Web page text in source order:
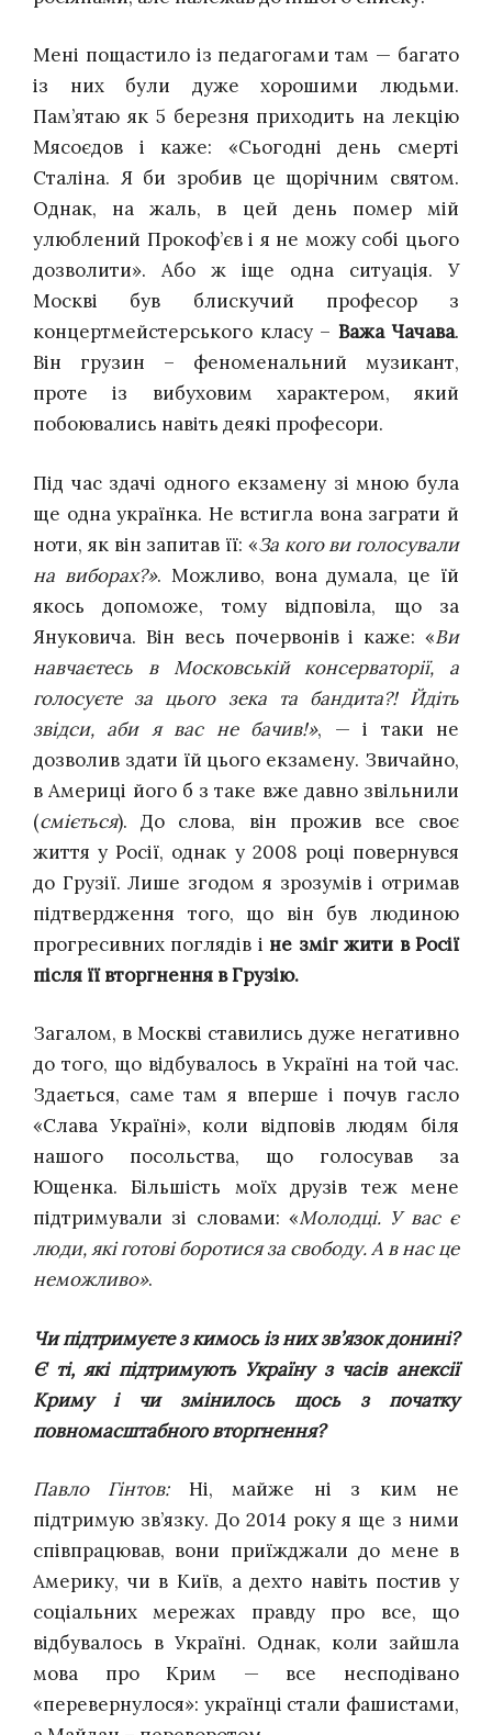
Мені пощастило із педагогами там — багато
із них були дуже хорошими людьми.
Пам’ятаю як 5 березня приходить на лекцію
Мясоєдов і каже: «Сьогодні день смерті
Сталіна. Я би зробив це щорічним святом.
Однак, на жаль, в цей день помер мій
улюблений Прокоф’єв і я не можу собі цього
дозволити». Або ж іще одна ситуація. У
Москві був блискучий професор з
концертмейстерського класу – Важа Чачава.
Він грузин – феноменальний музикант,
проте із вибуховим характером, який
побоювались навіть деякі професори.
Під час здачі одного екзамену зі мною була
ще одна українка. Не встигла вона заграти й
ноти, як він запитав її: «За кого ви голосували
на виборах?». Можливо, вона думала, це їй
якось допоможе, тому відповіла, що за
Януковича. Він весь почервонів і каже: «Ви
навчаєтесь в Московській консерваторії, а
голосуєте за цього зека та бандита?! Йдіть
звідси, аби я вас не бачив!», — і таки не
дозволив здати їй цього екзамену. Звичайно,
в Америці його б з таке вже давно звільнили
(сміється). До слова, він прожив все своє
життя у Росії, однак у 2008 році повернувся
до Грузії. Лише згодом я зрозумів і отримав
підтвердження того, що він був людиною
прогресивних поглядів і не зміг жити в Росії
після її вторгнення в Грузію.
Загалом, в Москві ставились дуже негативно
до того, що відбувалось в Україні на той час.
Здається, саме там я вперше і почув гасло
«Слава Україні», коли відповів людям біля
нашого посольства, що голосував за
Ющенка. Більшість моїх друзів теж мене
підтримували зі словами: «Молодці. У вас є
люди, які готові боротися за свободу. А в нас це
неможливо».
Чи підтримуєте з кимось із них зв’язок донині?
Є ті, які підтримують Україну з часів анексії
Криму і чи змінилось щось з початку
повномасштабного вторгнення?
Павло Гінтов:Ні, майже ні з ким не
підтримую зв’язку. До 2014 року я ще з ними
співпрацював, вони приїжджали до мене в
Америку, чи в Київ, а дехто навіть постив у
соціальних мережах правду про все, що
відбувалось в Україні. Однак, коли зайшла
мова про Крим — все несподівано
«перевернулося»: українці стали фашистами,